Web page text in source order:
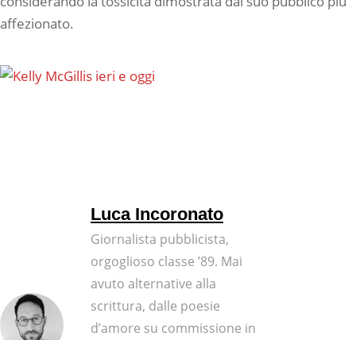
affezionato.
Luca Incoronato
Giornalista pubblicista,
orgoglioso classe ’89. Mai
avuto alternative alla
scrittura, dalle poesie
d’amore su commissione in